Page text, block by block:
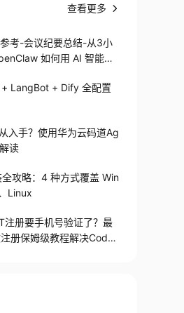
查看更多
考-会议纪要总结-从3小
如何用 AI 智能体
LangBot + Dify 全配置
入手？使用华为云码道Ag
读
攻略：4 种方式覆盖 Win
Linux
注册要手机号验证了？最
册保姆级教程解决Codex